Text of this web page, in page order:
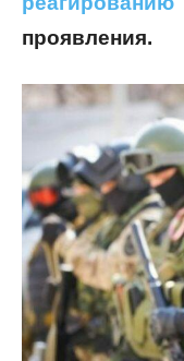
проявления.